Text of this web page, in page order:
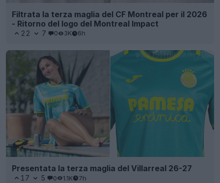
Filtrata la terza maglia del CF Montreal per il 2026
- Ritorno del logo del Montreal Impact
22 7 0 3K 6h
Presentata la terza maglia del Villarreal 26-27
17 5 0 1.1K 7h